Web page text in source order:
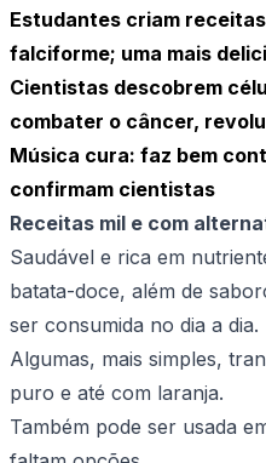
Estudantes criam
falciforme; uma mais
Cientistas descobrem
combater o câncer,
Música cura: faz bem
confirmam cientistas
Receitas mil e com
Saudável e rica em
batata-doce, além de
ser consumida no dia a dia.
Algumas, mais simples,
puro e até com laranja.
Também pode ser usada